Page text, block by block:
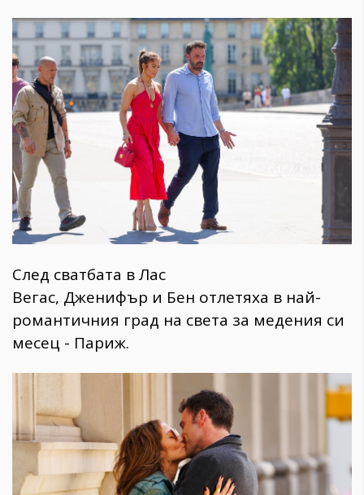
След сватбата в Лас
Вегас, Дженифър и Бен отлетяха в най-
романтичния град на света за медения си
месец - Париж.